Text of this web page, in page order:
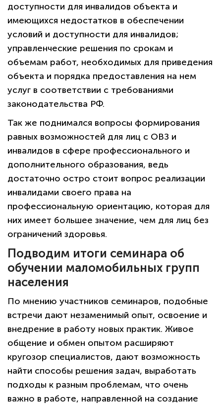
доступности для инвалидов объекта и
имеющихся недостатков в обеспечении
условий и доступности для инвалидов;
управленческие решения по срокам и
объемам работ, необходимых для приведения
объекта и порядка предоставления на нем
услуг в соответствии с требованиями
законодательства РФ.
Так же поднимался вопросы формирования
равных возможностей для лиц с ОВЗ и
инвалидов в сфере профессионального и
дополнительного образования, ведь
достаточно остро стоит вопрос реализации
инвалидами своего права на
профессиональную ориентацию, которая для
них имеет большее значение, чем для лиц без
ограничений здоровья.
Подводим итоги семинара об
обучении маломобильных групп
населения
По мнению участников семинаров, подобные
встречи дают незаменимый опыт, освоение и
внедрение в работу новых практик. Живое
общение и обмен опытом расширяют
кругозор специалистов, дают возможность
найти способы решения задач, выработать
подходы к разным проблемам, что очень
важно в работе, направленной на создание